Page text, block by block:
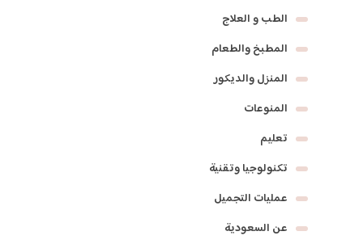
الطب و العلاج
المطبخ والطعام
المنزل والديكور
المنوعات
تعليم
تكنولوجيا وتقنية
عمليات التجميل
عن السعودية